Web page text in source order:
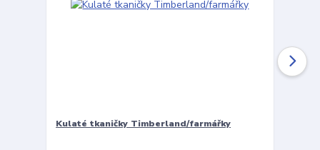
Kulaté tkaničky Timberland/farmářky